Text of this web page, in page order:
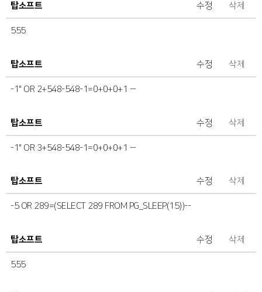
탑소프트 수정 삭제
555
탑소프트 수정 삭제
-1" OR 2+548-548-1=0+0+0+1 --
탑소프트 수정 삭제
-1" OR 3+548-548-1=0+0+0+1 --
탑소프트 수정 삭제
-5 OR 289=(SELECT 289 FROM PG_SLEEP(15))--
탑소프트 수정 삭제
555